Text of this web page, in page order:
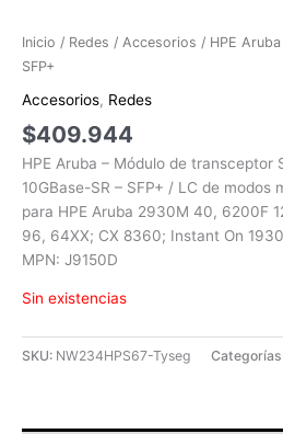
Inicio / Redes / Accesorios / HPE
SFP+
Accesorios, Redes
$409.944
HPE Aruba – Módulo de transceptor
10GBase-SR – SFP+ / LC de modos
para HPE Aruba 2930M 40, 6200F
96, 64XX; CX 8360; Instant On
MPN: J9150D
Sin existencias
SKU: NW234HPS67-Tyseg